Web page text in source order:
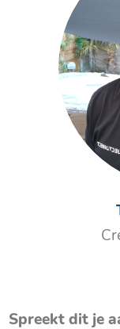
Spreekt dit je